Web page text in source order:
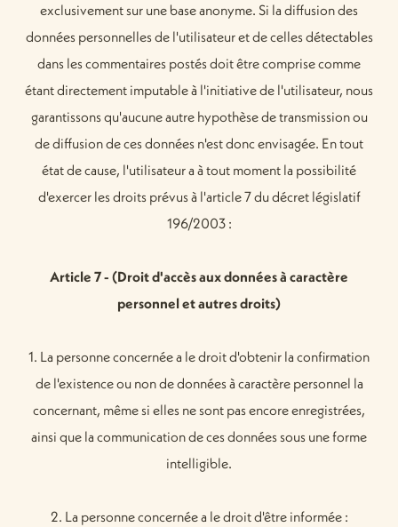
exclusivement sur une base anonyme. Si la diffusion des
données personnelles de l'utilisateur et de celles détectables
dans les commentaires postés doit être comprise comme
étant directement imputable à l'initiative de l'utilisateur, nous
garantissons qu'aucune autre hypothèse de transmission ou
de diffusion de ces données n'est donc envisagée. En tout
état de cause, l'utilisateur a à tout moment la possibilité
d'exercer les droits prévus à l'article 7 du décret législatif
196/2003 :
Article 7 - (Droit d'accès aux données à caractère
personnel et autres droits)
1. La personne concernée a le droit d'obtenir la confirmation
de l'existence ou non de données à caractère personnel la
concernant, même si elles ne sont pas encore enregistrées,
ainsi que la communication de ces données sous une forme
intelligible.
2. La personne concernée a le droit d'être informée :